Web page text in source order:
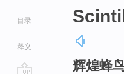
目录
释义
辉煌蜂